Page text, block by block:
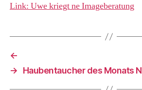
Link: Uwe kriegt ne Imageberatung
←
→
Haubentaucher des Monats